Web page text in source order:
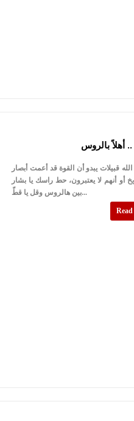
أهلاً بالروس
قبيلات يبدو أن القوة قد أعمت أبصار
أو أنهم لا يعتبرون، حط راسك يا بشار
بين هالروس وقل يا قطّ...